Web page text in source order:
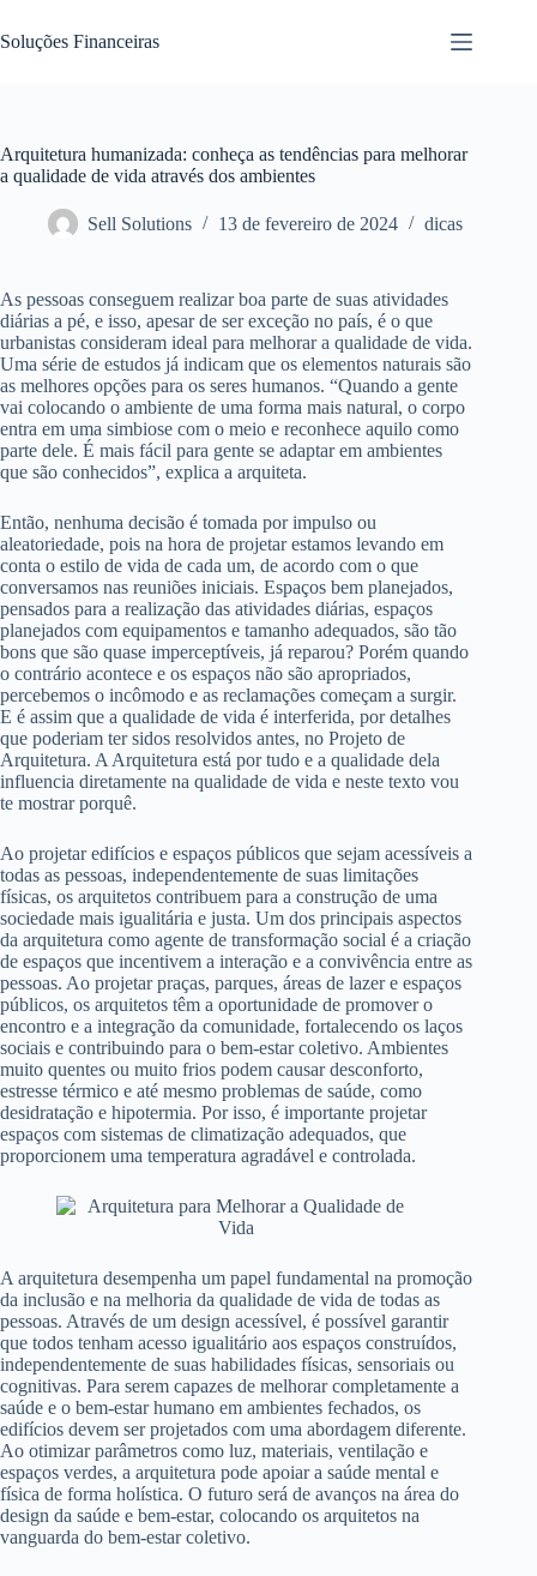
para
o
Soluções Financeiras
Arquitetura humanizada: conheça as tendências para melhorar
a qualidade de vida através dos ambientes
Sell Solutions 13 de fevereiro de 2024 dicas
As pessoas conseguem realizar boa parte de suas atividades
diárias a pé, e isso, apesar de ser exceção no país, é o que
urbanistas consideram ideal para melhorar a qualidade de vida.
Uma série de estudos já indicam que os elementos naturais são
as melhores opções para os seres humanos. “Quando a gente
vai colocando o ambiente de uma forma mais natural, o corpo
entra em uma simbiose com o meio e reconhece aquilo como
parte dele. É mais fácil para gente se adaptar em ambientes
que são conhecidos”, explica a arquiteta.
Então, nenhuma decisão é tomada por impulso ou
aleatoriedade, pois na hora de projetar estamos levando em
conta o estilo de vida de cada um, de acordo com o que
conversamos nas reuniões iniciais. Espaços bem planejados,
pensados para a realização das atividades diárias, espaços
planejados com equipamentos e tamanho adequados, são tão
bons que são quase imperceptíveis, já reparou? Porém quando
o contrário acontece e os espaços não são apropriados,
percebemos o incômodo e as reclamações começam a surgir.
E é assim que a qualidade de vida é interferida, por detalhes
que poderiam ter sidos resolvidos antes, no Projeto de
Arquitetura. A Arquitetura está por tudo e a qualidade dela
influencia diretamente na qualidade de vida e neste texto vou
te mostrar porquê.
Ao projetar edifícios e espaços públicos que sejam acessíveis a
todas as pessoas, independentemente de suas limitações
físicas, os arquitetos contribuem para a construção de uma
sociedade mais igualitária e justa. Um dos principais aspectos
da arquitetura como agente de transformação social é a criação
de espaços que incentivem a interação e a convivência entre as
pessoas. Ao projetar praças, parques, áreas de lazer e espaços
públicos, os arquitetos têm a oportunidade de promover o
encontro e a integração da comunidade, fortalecendo os laços
sociais e contribuindo para o bem-estar coletivo. Ambientes
muito quentes ou muito frios podem causar desconforto,
estresse térmico e até mesmo problemas de saúde, como
desidratação e hipotermia. Por isso, é importante projetar
espaços com sistemas de climatização adequados, que
proporcionem uma temperatura agradável e controlada.
A arquitetura desempenha um papel fundamental na promoção
da inclusão e na melhoria da qualidade de vida de todas as
pessoas. Através de um design acessível, é possível garantir
que todos tenham acesso igualitário aos espaços construídos,
independentemente de suas habilidades físicas, sensoriais ou
cognitivas. Para serem capazes de melhorar completamente a
saúde e o bem-estar humano em ambientes fechados, os
edifícios devem ser projetados com uma abordagem diferente.
Ao otimizar parâmetros como luz, materiais, ventilação e
espaços verdes, a arquitetura pode apoiar a saúde mental e
física de forma holística. O futuro será de avanços na área do
design da saúde e bem-estar, colocando os arquitetos na
vanguarda do bem-estar coletivo.